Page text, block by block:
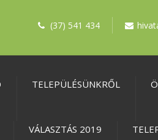
(37) 541 434
TELEPÜLÉSÜNKRŐL
VÁLASZTÁS 2019